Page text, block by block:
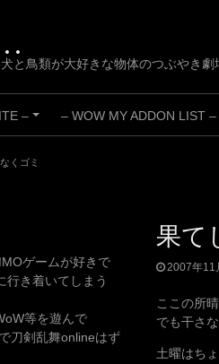
と鳥類が大好きな物体のつぶやき劇
+
– – WOW MY ADDON LIST –
くゴミ
果て
2007年11
ここの所
でも干さ
土曜はち
ゲームが好きで
行き着いてしまう
等を遊んで
刀剣乱舞onlineはず